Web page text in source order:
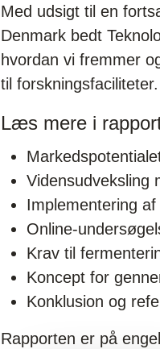
Med udsigt til en
Denmark bedt
hvordan vi fremmer
til forskningsfaciliteter.
Læs mere i
Vidensudveksling
Implementering
Online-
Krav til
Koncept for
Konklusion og
Rapporten er på